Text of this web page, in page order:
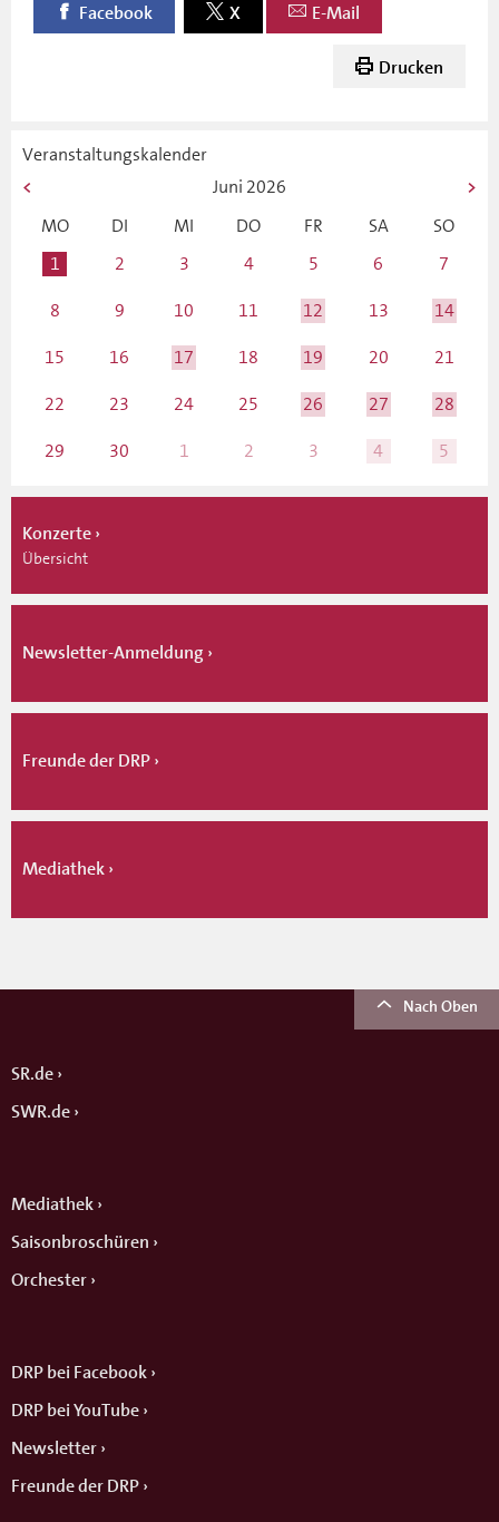
Facebook X E-Mail
Drucken
Veranstaltungskalender
Juni 2026
MO
DI MI DO FR SA
SO
1
2 3 4 5 6
7
8
9 10 11 12 13
14
15
16 17 18 19 20
21
22
23 24 25 26 27
28
29
30 1 2 3 4 5
Konzerte
Übersicht
Newsletter-Anmeldung
Freunde der DRP
Mediathek
Nach Oben
SR.de
SWR.de
Mediathek
Saisonbroschüren
Orchester
DRP bei Facebook
DRP bei YouTube
Newsletter
Freunde der DRP